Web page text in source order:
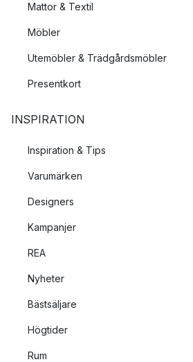
Mattor & Textil
Möbler
Utemöbler & Trädgårdsmöbler
Presentkort
INSPIRATION
Inspiration & Tips
Varumärken
Designers
Kampanjer
REA
Nyheter
Bästsäljare
Högtider
Rum